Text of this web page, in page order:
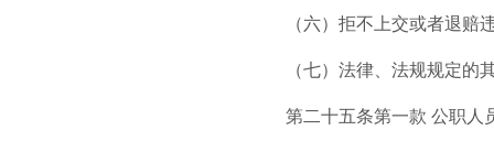
（六）拒不上交或者退赔
（七）法律、法规规定的
第二十五条第一款 公职人